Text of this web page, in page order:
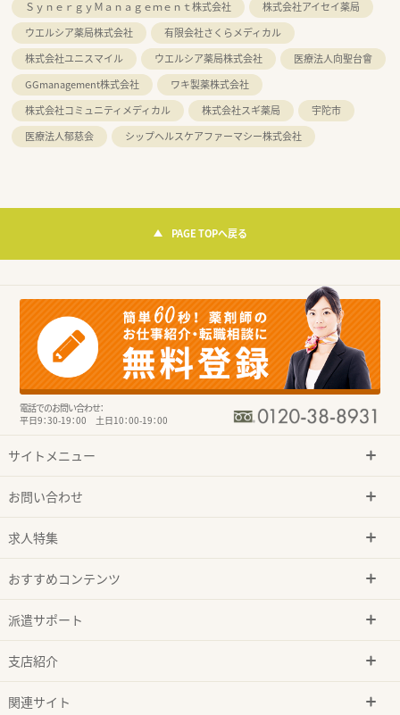
ＳｙｎｅｒｇｙＭａｎａｇｅｍｅｎｔ株式会社
株式会社アイセイ薬局
ウエルシア薬局株式会社
有限会社さくらメディカル
株式会社ユニスマイル
ウエルシア薬局株式会社
医療法人向聖台會
GGmanagement株式会社
ワキ製薬株式会社
株式会社コミュニティメディカル
株式会社スギ薬局
宇陀市
医療法人郁慈会
シップヘルスケアファーマシー株式会社
PAGE TOPへ戻る
電話でのお問い合わせ：
平日9：30-19：00 土日10：00-19：00
サイトメニュー
お問い合わせ
求人特集
おすすめコンテンツ
派遣サポート
支店紹介
関連サイト